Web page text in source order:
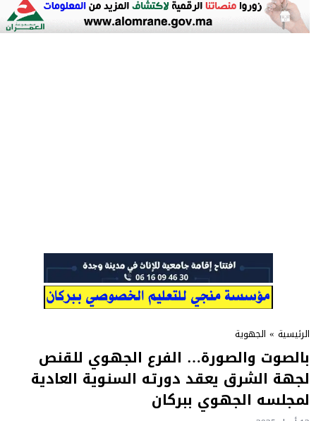
الرئيسية » الجهوية
بالصوت والصورة… الفرع الجهوي للقنص
لجهة الشرق يعقد دورته السنوية العادية
لمجلسه الجهوي ببركان